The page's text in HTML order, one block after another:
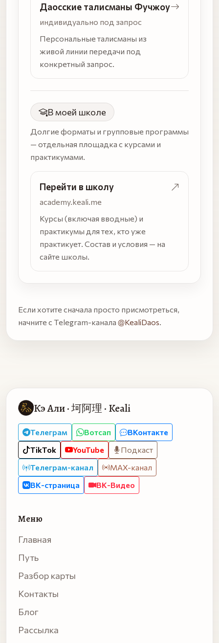
Даосские талисманы Фучжоу
индивидуально под запрос
Персональные талисманы из
живой линии передачи под
конкретный запрос.
В моей школе
Долгие форматы и групповые программы
— отдельная площадка с курсами и
практикумами.
Перейти в школу
academy.keali.me
Курсы (включая вводные) и
практикумы для тех, кто уже
практикует. Состав и условия — на
сайте школы.
Если хотите сначала просто присмотреться,
начните с Telegram-канала @KealiDaos.
Кэ Али · 坷阿理 · Keali
Телеграм Вотсап
ВКонтакте
TikTok
YouTube
Подкаст
Телеграм-канал
MAX-канал
ВК-страница
ВК-Видео
Меню
Главная
Путь
Разбор карты
Контакты
Блог
Рассылка